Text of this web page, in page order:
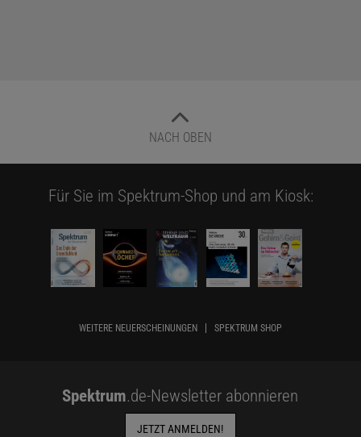
NACH OBEN
Für Sie im Spektrum-Shop und am Kiosk:
WEITERE NEUERSCHEINUNGEN SPEKTRUM SHOP
Spektrum.de-Newsletter abonnieren
JETZT ANMELDEN!